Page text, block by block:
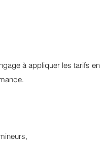
à appliquer les tarifs en